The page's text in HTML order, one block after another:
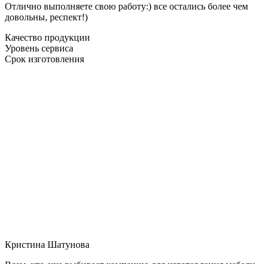
Отлично выполняете свою работу:) все остались более чем
довольны, респект!)
Качество продукции
Уровень сервиса
Срок изготовления
Кристина Шатунова